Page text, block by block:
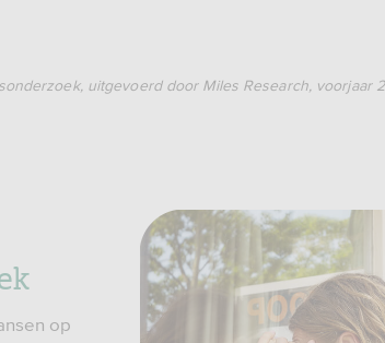
uitgevoerd door Miles Research, voorjaar
op